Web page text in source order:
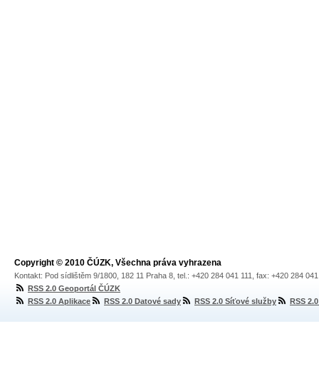
Copyright © 2010 ČÚZK, Všechna práva vyhrazena
Kontakt: Pod sídlištěm 9/1800, 182 11 Praha 8, tel.: +420 284 041 111, fax: +420 284
RSS 2.0 Geoportál ČÚZK
RSS 2.0 Aplikace
RSS 2.0 Datové sady RSS 2.0 Síťové služby RSS